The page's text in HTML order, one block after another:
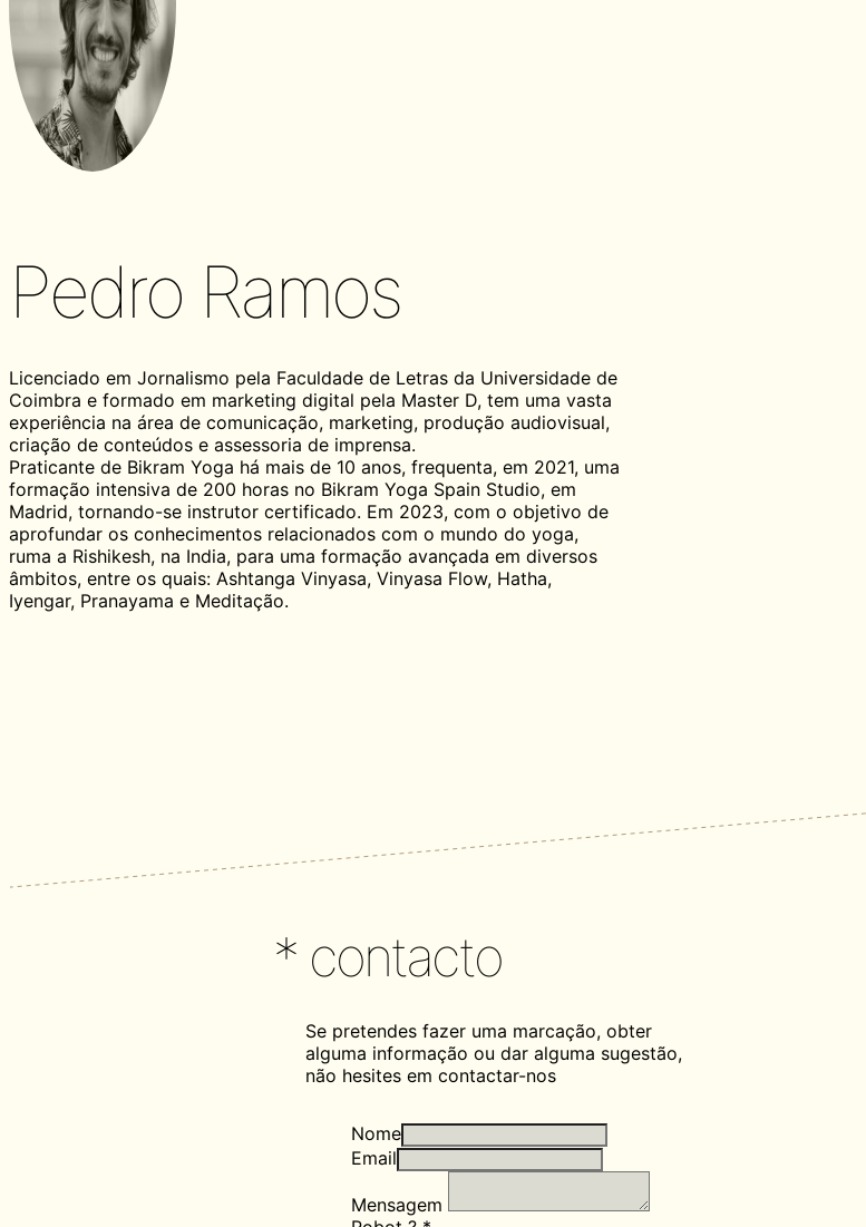
Pedro Ramos
Licenciado em Jornalismo pela Faculdade de Letras da Universidade de
Coimbra e formado em marketing digital pela Master D, tem uma vasta
experiência na área de comunicação, marketing, produção audiovisual,
criação de conteúdos e assessoria de imprensa.
Praticante de Bikram Yoga há mais de 10 anos, frequenta, em 2021, uma
formação intensiva de 200 horas no Bikram Yoga Spain Studio, em
Madrid, tornando-se instrutor certificado. Em 2023, com o objetivo de
aprofundar os conhecimentos relacionados com o mundo do yoga,
ruma a Rishikesh, na India, para uma formação avançada em diversos
âmbitos, entre os quais: Ashtanga Vinyasa, Vinyasa Flow, Hatha,
Iyengar, Pranayama e Meditação.
* contacto
Se pretendes fazer uma marcação, obter
alguma informação ou dar alguma sugestão,
não hesites em contactar-nos
Nome
Email
Mensagem